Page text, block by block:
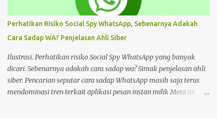
Deface website bisa mengubah sebagian tampilan maupun
keseluruhan. Mulai dari penggantian font, memunculkan spam
iklan, mengubah konten di dalam website, dan masih banyak lagi.
Pada dasarnya, deface website dilakukan dengan tujuan tertentu.
Seperti menunjukkan kelemahan situs, menjual produk, atau
hanya kesenangan pribadi. Hal te...
Perhatikan Risiko Social Spy WhatsApp, Sebenarnya Adakah
Cara Sadap WA? Penjelasan Ahli Siber
Ilustrasi. Perhatikan risiko Social Spy WhatsApp yang banyak
dicari. Sebenarnya adakah cara sadap wa? Simak penjelasan ahli
siber. Pencarian seputar cara sadap WhatsApp masih saja terus
mendominasi tren terkait aplikasi pesan instan milik Meta ini.